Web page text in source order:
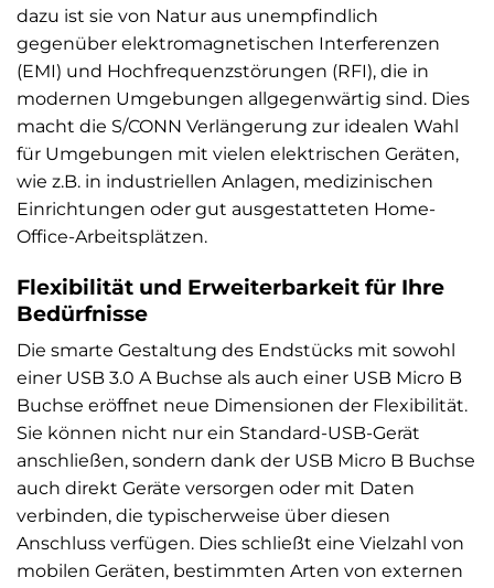
dazu ist sie von Natur aus unempfindlich
gegenüber elektromagnetischen Interferenzen
(EMI) und Hochfrequenzstörungen (RFI), die in
modernen Umgebungen allgegenwärtig sind. Dies
macht die S/CONN Verlängerung zur idealen Wahl
für Umgebungen mit vielen elektrischen Geräten,
wie z.B. in industriellen Anlagen, medizinischen
Einrichtungen oder gut ausgestatteten Home-
Office-Arbeitsplätzen.
Flexibilität und Erweiterbarkeit für Ihre
Bedürfnisse
Die smarte Gestaltung des Endstücks mit sowohl
einer USB 3.0 A Buchse als auch einer USB Micro B
Buchse eröffnet neue Dimensionen der Flexibilität.
Sie können nicht nur ein Standard-USB-Gerät
anschließen, sondern dank der USB Micro B Buchse
auch direkt Geräte versorgen oder mit Daten
verbinden, die typischerweise über diesen
Anschluss verfügen. Dies schließt eine Vielzahl von
mobilen Geräten, bestimmten Arten von externen